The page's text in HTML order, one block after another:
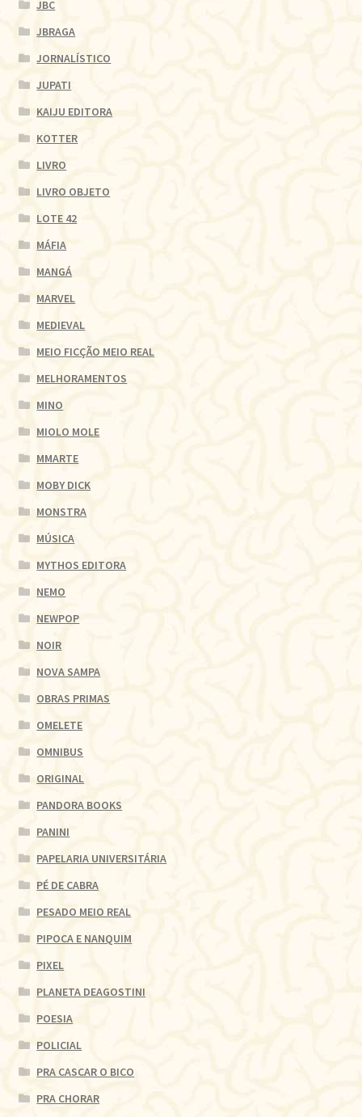
JBC
JBRAGA
JORNALÍSTICO
JUPATI
KAIJU EDITORA
KOTTER
LIVRO
LIVRO OBJETO
LOTE 42
MÁFIA
MANGÁ
MARVEL
MEDIEVAL
MEIO FICÇÃO MEIO REAL
MELHORAMENTOS
MINO
MIOLO MOLE
MMARTE
MOBY DICK
MONSTRA
MÚSICA
MYTHOS EDITORA
NEMO
NEWPOP
NOIR
NOVA SAMPA
OBRAS PRIMAS
OMELETE
OMNIBUS
ORIGINAL
PANDORA BOOKS
PANINI
PAPELARIA UNIVERSITÁRIA
PÉ DE CABRA
PESADO MEIO REAL
PIPOCA E NANQUIM
PIXEL
PLANETA DEAGOSTINI
POESIA
POLICIAL
PRA CASCAR O BICO
PRA CHORAR